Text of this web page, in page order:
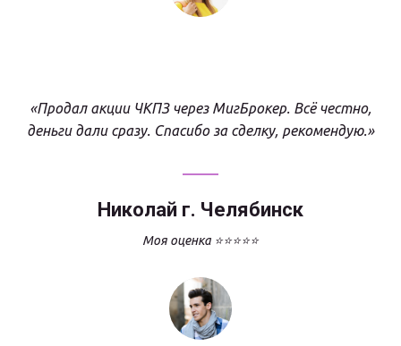
«Продал акции ЧКПЗ через МигБрокер. Всё честно,
деньги дали сразу. Спасибо за сделку, рекомендую.»
Николай г. Челябинск
Моя оценка ⭐⭐⭐⭐⭐